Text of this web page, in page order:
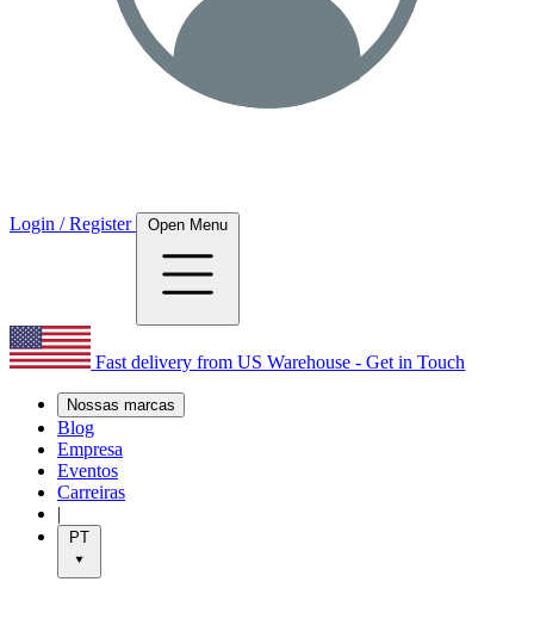
Login / Register Open Menu
Fast delivery from US Warehouse - Get in Touch
Nossas marcas
Blog
Empresa
Eventos
Carreiras
|
PT